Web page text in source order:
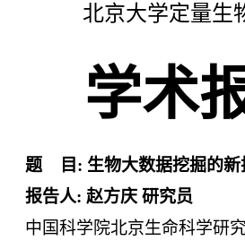
北京大学定量生
学术
题 目 : 生物大数据挖掘的
报告人: 赵方庆 研究员
中国科学院北京生命科学研